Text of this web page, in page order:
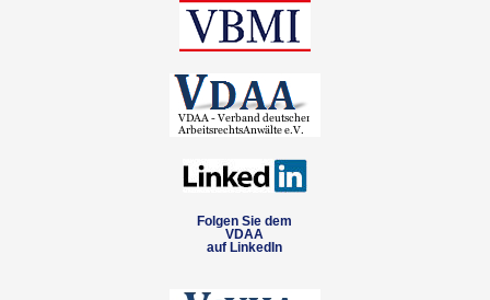
Folgen Sie dem
VDAA
auf LinkedIn